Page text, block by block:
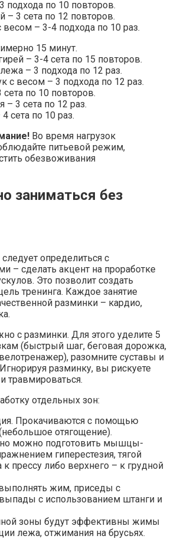
подхода по 10 повторов.
– 3 сета по 12 повторов.
весом – 3-4 подхода по 10 раз.
15 минут.
– 3-4 сета по 15 повторов.
– 3 подхода по 12 раз.
с весом – 3 подхода по 12 раз.
по 10 повторов.
– 3 сета по 12 раз.
сета по 10 раз.
Во время нагрузок
питьевой режим,
обезвоживания
заниматься без
определиться с
– сделать акцент на проработке
Это позволит создать
тренинга. Каждое занятие
разминки – кардио,
с разминки. Для этого уделите 5
(быстрый шаг, беговая дорожка,
разомните суставы и
разминку, вы рискуете
отдельных зон:
Прокачиваются с помощью
отягощение).
можно подготовить мышцы-
гиперестезия, тягой
прессу либо верхнего – к грудной
жим, приседы с
с использованием штанги и
зоны будут эффективны жимы
лежа, отжимания на брусьях.